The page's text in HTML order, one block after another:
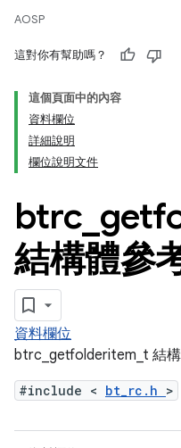
AOSP
這對你有幫助嗎？
這個頁面中的內容
資料欄位
詳細說明
欄位說明文件
btrc
結構體參
資料欄位
btrc_getfolderitem_t 結
#include < bt_rc.h >